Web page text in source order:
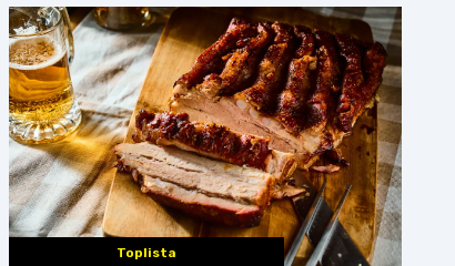
érveket
Toplista